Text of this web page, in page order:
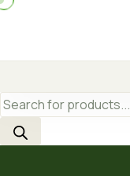
Skip
content
Products
search